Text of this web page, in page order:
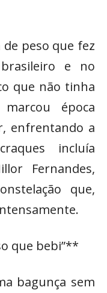
peso que fez
e no
que não tinha
época
enfrentando a
incluía
Fernandes,
que,
que bebi”**
bagunça sem